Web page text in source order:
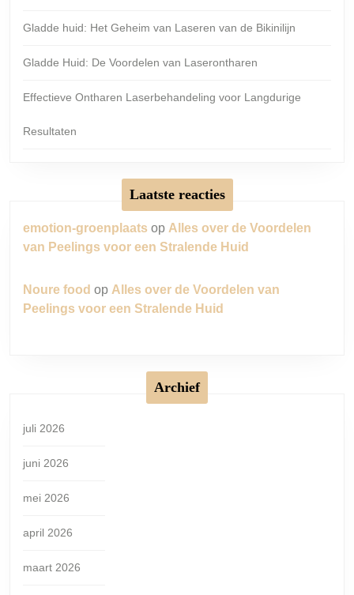
Gladde huid: Het Geheim van Laseren van de Bikinilijn
Gladde Huid: De Voordelen van Laserontharen
Effectieve Ontharen Laserbehandeling voor Langdurige
Resultaten
Laatste reacties
emotion-groenplaats op Alles over de Voordelen
van Peelings voor een Stralende Huid
Noure food op Alles over de Voordelen van
Peelings voor een Stralende Huid
Archief
juli 2026
juni 2026
mei 2026
april 2026
maart 2026